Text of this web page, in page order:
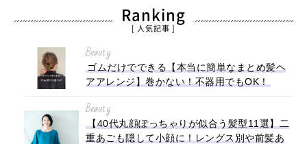
Ranking
[ 人気記事 ]
Beauty
ゴムだけでできる【本当に簡単なまとめ髪ヘ
アアレンジ】巻かない！不器用でもOK！
Beauty
【40代丸顔ぽっちゃりが似合う髪型11選】二
重あごも隠して小顔に！レングス別や前髪あ